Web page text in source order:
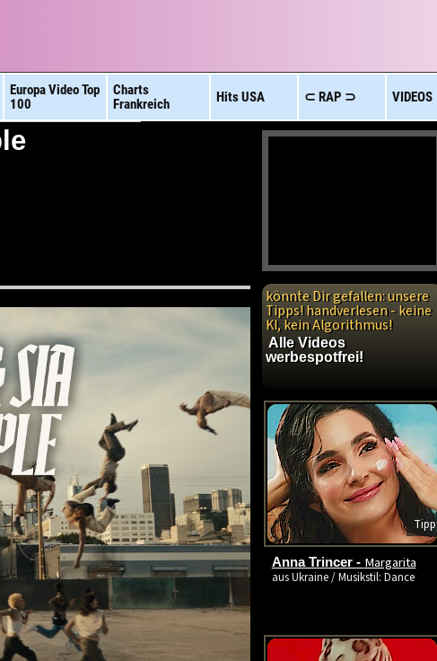
Europa VideoTop
100
Charts
Frankreich
HitsUSA ⊂ RAP ⊃ VIDEOS
könnte Dir gefallen: unsere
Tipps! handverlesen - keine
KI, kein Algorithmus!
Alle Videos
werbespotfrei!
Tipp
Anna Trincer - Margarita
aus Ukraine / Musikstil: Dance